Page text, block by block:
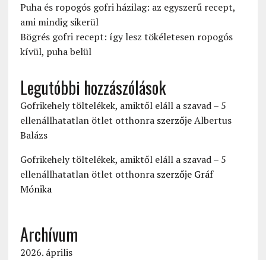
Puha és ropogós gofri házilag: az egyszerű recept,
ami mindig sikerül
Bögrés gofri recept: így lesz tökéletesen ropogós
kívül, puha belül
Legutóbbi hozzászólások
Gofrikehely töltelékek, amiktől eláll a szavad – 5
ellenállhatatlan ötlet otthonraszerzőjeAlbertus
Balázs
Gofrikehely töltelékek, amiktől eláll a szavad – 5
ellenállhatatlan ötlet otthonraszerzője Gráf
Mónika
Archívum
2026. április